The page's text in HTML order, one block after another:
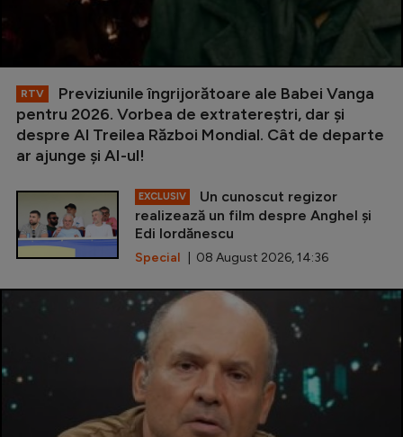
RTV
Previziunile îngrijorătoare ale Babei Vanga
pentru 2026. Vorbea de extratereștri, dar și
despre Al Treilea Război Mondial. Cât de departe
ar ajunge și AI-ul!
EXCLUSIV
Un cunoscut regizor
realizează un film despre Anghel și
Edi Iordănescu
Special | 08 August 2026, 14:36